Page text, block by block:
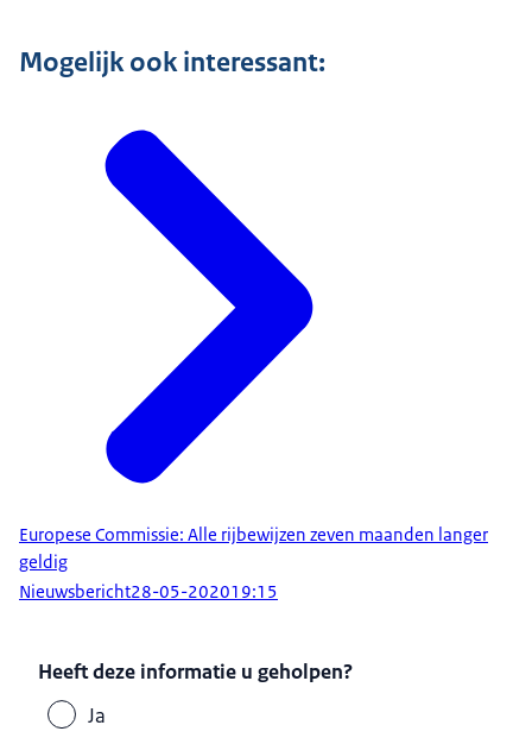
Mogelijk ook interessant:
Europese Commissie: Alle rijbewijzen zeven maanden langer
geldig
Nieuwsbericht28-05-202019:15
Heeft deze informatie u geholpen?
Ja